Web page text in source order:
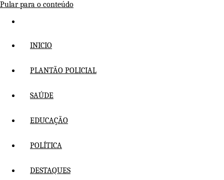
Pular para o conteúdo
INICIO
PLANTÃO POLICIAL
SAÚDE
EDUCAÇÃO
POLÍTICA
DESTAQUES